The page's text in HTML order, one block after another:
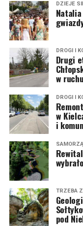
DZIEJE
DROGI I
Drugi
w ruchu
DROGI I
w
i
TRZEBA
pod